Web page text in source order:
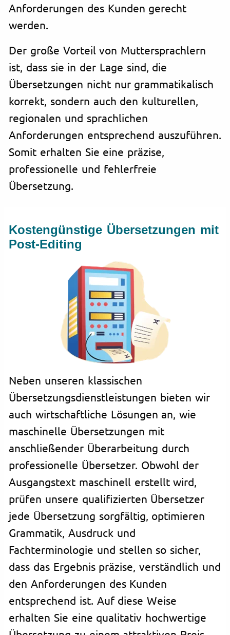
Anforderungen des Kunden gerecht
werden.
Der große Vorteil von Muttersprachlern
ist, dass sie in der Lage sind, die
Übersetzungen nicht nur grammatikalisch
korrekt, sondern auch den kulturellen,
regionalen und sprachlichen
Anforderungen entsprechend auszuführen.
Somit erhalten Sie eine präzise,
professionelle und fehlerfreie
Übersetzung.
Kostengünstige Übersetzungen mit
Post-Editing
Neben unseren klassischen
Übersetzungsdienstleistungen bieten wir
auch wirtschaftliche Lösungen an, wie
maschinelle Übersetzungen mit
anschließender Überarbeitung durch
professionelle Übersetzer. Obwohl der
Ausgangstext maschinell erstellt wird,
prüfen unsere qualifizierten Übersetzer
jede Übersetzung sorgfältig, optimieren
Grammatik, Ausdruck und
Fachterminologie und stellen so sicher,
dass das Ergebnis präzise, verständlich und
den Anforderungen des Kunden
entsprechend ist. Auf diese Weise
erhalten Sie eine qualitativ hochwertige